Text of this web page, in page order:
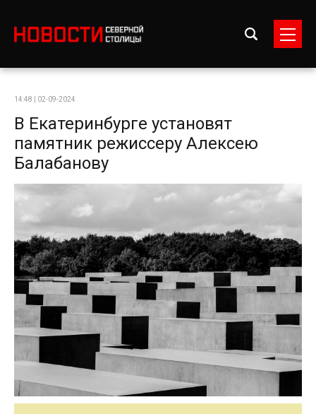
14:48 | 02-09-2024
В Екатеринбурге установят
памятник режиссеру Алексею
Балабанову